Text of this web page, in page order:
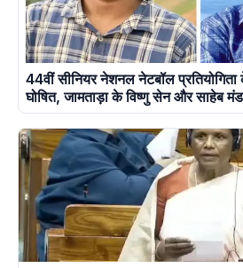
44वीं सीनियर नेशनल नेटबॉल
घोषित, जामताड़ा के विष्णु सेन और साहेब